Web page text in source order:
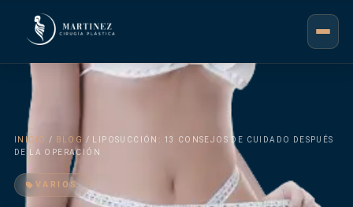
INICIO / BLOG
/ LIPOSUCCIÓN: 13 CONSEJOS DE CUIDADO DESPUÉS
DE LA OPERACIÓN
VARIOS